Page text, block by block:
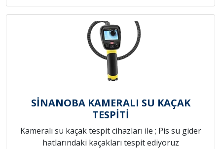
SİNANOBA KAMERALI SU KAÇAK
TESPİTİ
Kameralı su kaçak tespit cihazları ile ; Pis su gider
hatlarındaki kaçakları tespit ediyoruz